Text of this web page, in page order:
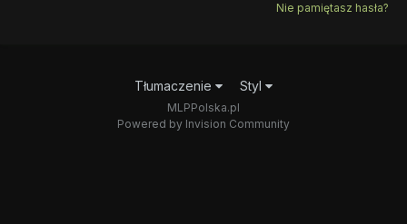
Nie pamiętasz hasła?
Tłumaczenie Styl
MLPPolska.pl
Powered by Invision Community